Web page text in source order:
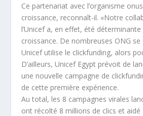
Ce partenariat avec l’organisme
croissance, reconnaît-il. «Notre
l’Unicef a, en effet, été
croissance. De nombreuses ONG
Unicef utilise le clickfunding, alors
D’ailleurs, Unicef Egypt prévoit de
une nouvelle campagne de
de cette première expérience.
Au total, les 8 campagnes virales
ont récolté 8 millions de clics et aidé